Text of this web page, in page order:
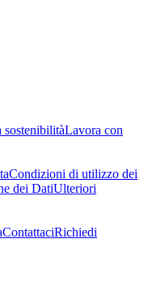
sostenibilitàLavora con
Condizioni di utilizzo dei
dei DatiUlteriori
ContattaciRichiedi